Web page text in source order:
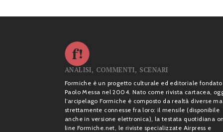
ANALISI, COMMENTI, SCENARI
Formiche è un progetto culturale ed editoriale fondato
Paolo Messa nel 2004. Nato come rivista cartacea,
l’arcipelago Formiche è composto da realtà diverse ma
strettamente connesse fra loro: il mensile (disponibile
anche in versione elettronica), la testata quotidiana
line Formiche.net, le riviste specializzate Airpress e